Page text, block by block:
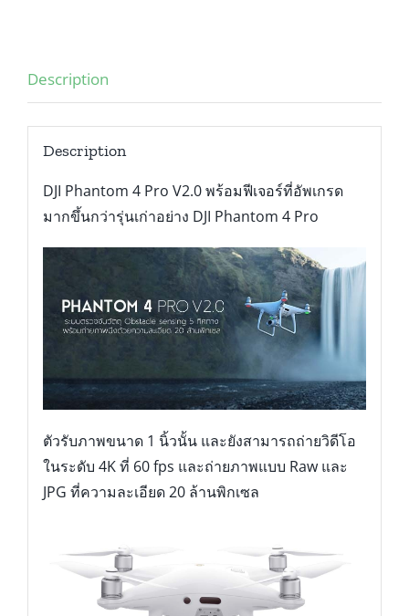
Description
Description
DJI Phantom 4 Pro V2.0 พร้อมฟีเจอร์ที่อัพเกรด
มากขึ้นกว่ารุ่นเก่าอย่าง DJI Phantom 4 Pro
ตัวรับภาพขนาด 1 นิ้วนั้น และยังสามารถถ่ายวิดีโอ
ในระดับ 4K ที่ 60 fps และถ่ายภาพแบบ Raw และ
JPG ที่ความละเอียด 20 ล้านพิกเซล